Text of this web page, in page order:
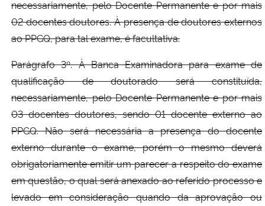
necessariamente, pelo Docente Permanente e por mais
02 docentes doutores. À presença de doutores externos
ao PPGQ, para tal exame, é facultativa.
Parágrafo 3º. À Banca Examinadora para exame de
qualificação de doutorado será constituída,
necessariamente, pelo Docente Permanente e por mais
03 docentes doutores, sendo 01 docente externo ao
PPGQ. Não será necessária a presença do docente
externo durante o exame, porém o mesmo deverá
obrigatoriamente emitir um parecer a respeito do exame
em questão, o qual será anexado ao referido processo e
levado em consideração quando da aprovação ou